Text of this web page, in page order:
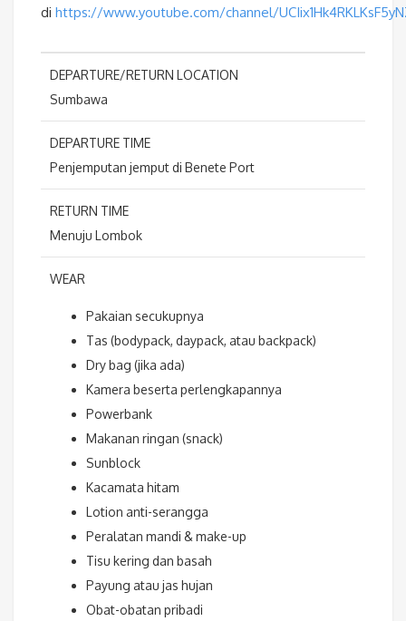
di https://www.youtube.com/channel/
DEPARTURE/RETURN LOCATION
Sumbawa
DEPARTURE TIME
Penjemputan jemput di Benete Port
RETURN TIME
Menuju Lombok
WEAR
Pakaian secukupnya
Tas (bodypack, daypack, atau backpack)
Dry bag (jika ada)
Kamera beserta perlengkapannya
Powerbank
Makanan ringan (snack)
Sunblock
Kacamata hitam
Lotion anti-serangga
Peralatan mandi & make-up
Tisu kering dan basah
Payung atau jas hujan
Obat-obatan pribadi